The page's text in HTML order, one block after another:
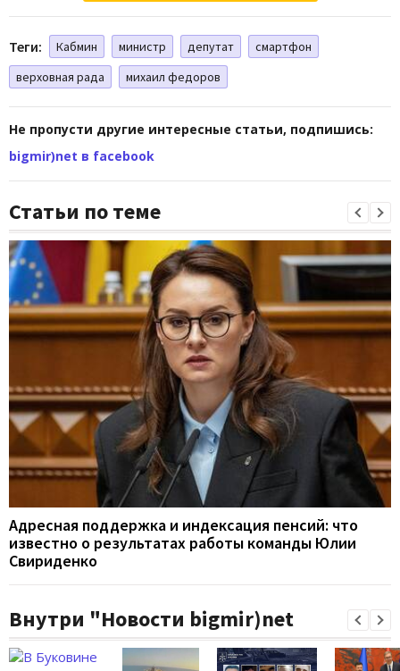
Теги: Кабмин министр депутат
смартфон
верховная рада
михаил федоров
Не пропусти другие интересные статьи, подпишись:
bigmir)net в facebook
Статьи по теме
Адресная поддержка и индексация пенсий: что
известно о результатах работы команды Юлии
Свириденко
Внутри "Новости bigmir)net